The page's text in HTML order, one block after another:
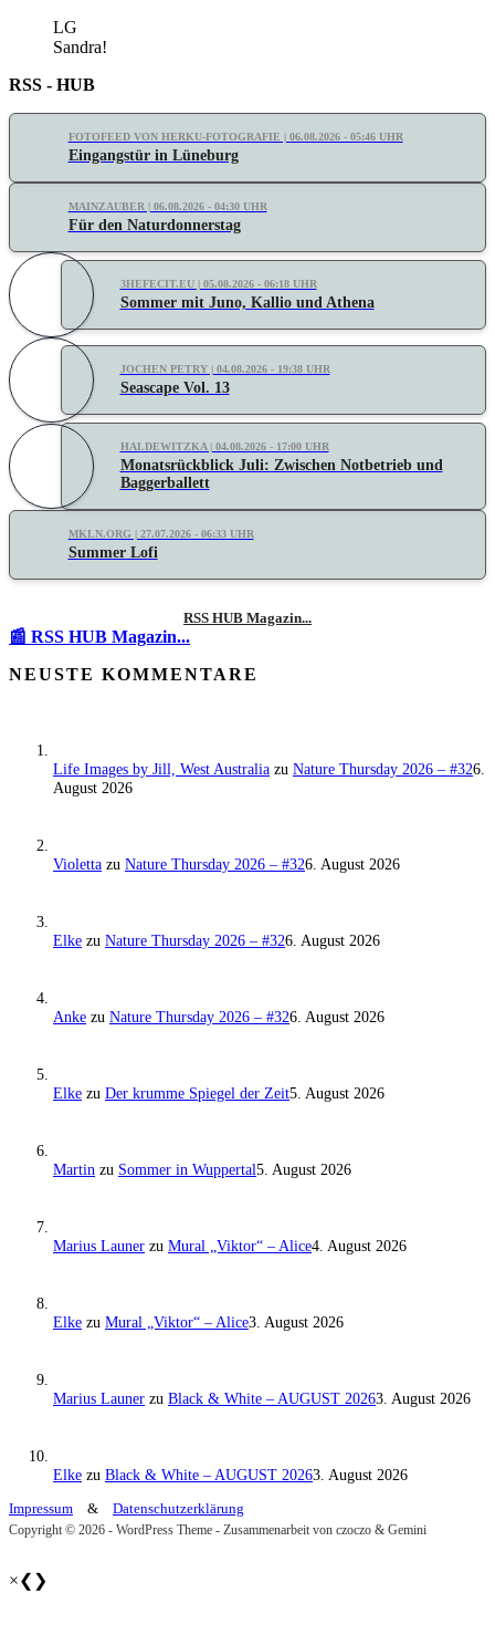
LG
Sandra!
RSS - HUB
FOTOFEED VON HERKU-FOTOGRAFIE | 06.08.2026 - 05:46 UHR
Eingangstür in Lüneburg
MAINZAUBER | 06.08.2026 - 04:30 UHR
Für den Naturdonnerstag
3HEFECIT.EU | 05.08.2026 - 06:18 UHR
Sommer mit Juno, Kallio und Athena
JOCHEN PETRY | 04.08.2026 - 19:38 UHR
Seascape Vol. 13
HALDEWITZKA | 04.08.2026 - 17:00 UHR
Monatsrückblick Juli: Zwischen Notbetrieb und
Baggerballett
MKLN.ORG | 27.07.2026 - 06:33 UHR
Summer Lofi
RSS HUB Magazin...
📰 RSS HUB Magazin...
NEUSTE KOMMENTARE
Life Images by Jill, West Australia zu Nature Thursday 2026 – #326.
August 2026
Violetta zu Nature Thursday 2026 – #326. August 2026
Elke zu Nature Thursday 2026 – #326. August 2026
Anke zu Nature Thursday 2026 – #326. August 2026
Elke zu Der krumme Spiegel der Zeit5. August 2026
Martin zu Sommer in Wuppertal5. August 2026
Marius Launer zu Mural „Viktor“ – Alice4. August 2026
Elke zu Mural „Viktor“ – Alice3. August 2026
Marius Launer zu Black & White – AUGUST 20263. August 2026
Elke zu Black & White – AUGUST 20263. August 2026
Impressum & Datenschutzerklärung
Copyright © 2026 - WordPress Theme - Zusammenarbeit von czoczo & Gemini
×❮ ❯